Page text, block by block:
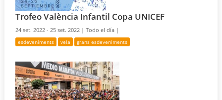
Trofeo València Infantil Copa UNICEF
24 set. 2022 - 25 set. 2022 |Todo el día |
esdeveniments vela grans esdeveniments